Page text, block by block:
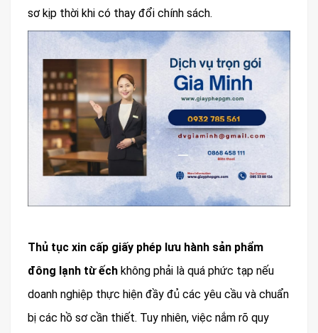
sơ kịp thời khi có thay đổi chính sách.
Thủ tục xin cấp giấy phép lưu hành sản phẩm
đông lạnh từ ếch không phải là quá phức tạp nếu
doanh nghiệp thực hiện đầy đủ các yêu cầu và chuẩn
bị các hồ sơ cần thiết. Tuy nhiên, việc nắm rõ quy